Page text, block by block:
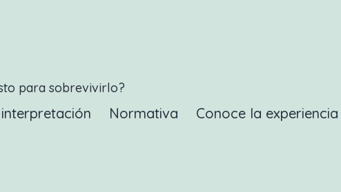
para sobrevivirlo?
Normativa Conoce la